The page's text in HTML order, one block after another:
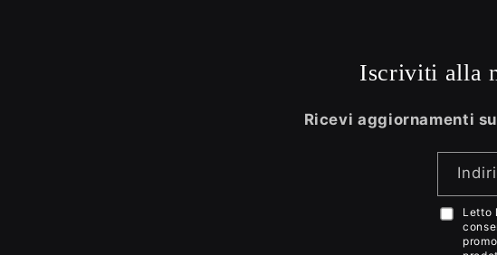
Iscriviti alla
Ricevi aggiornamenti
Accetto
Letto